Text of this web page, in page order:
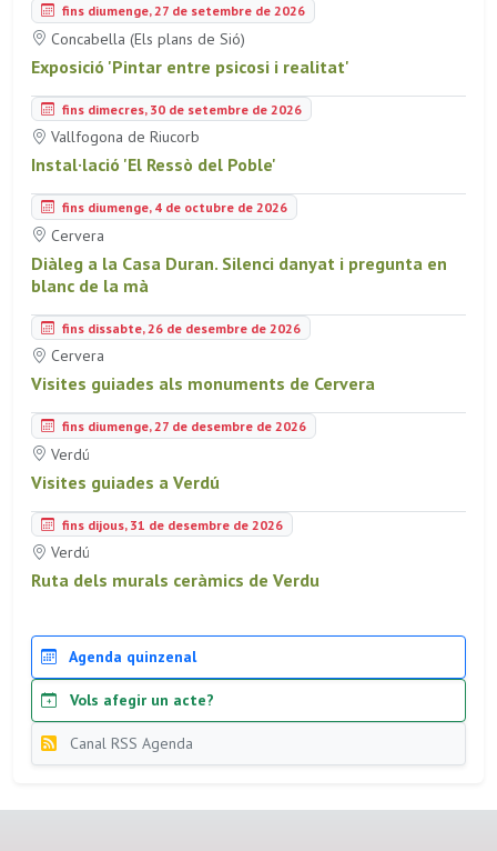
fins diumenge, 27 de setembre de 2026
Concabella (Els plans de Sió)
Exposició 'Pintar entre psicosi i realitat'
fins dimecres, 30 de setembre de 2026
Vallfogona de Riucorb
Instal·lació 'El Ressò del Poble'
fins diumenge, 4 de octubre de 2026
Cervera
Diàleg a la Casa Duran. Silenci danyat i pregunta en
blanc de la mà
fins dissabte, 26 de desembre de 2026
Cervera
Visites guiades als monuments de Cervera
fins diumenge, 27 de desembre de 2026
Verdú
Visites guiades a Verdú
fins dijous, 31 de desembre de 2026
Verdú
Ruta dels murals ceràmics de Verdu
Agenda quinzenal
Vols afegir un acte?
Canal RSS Agenda